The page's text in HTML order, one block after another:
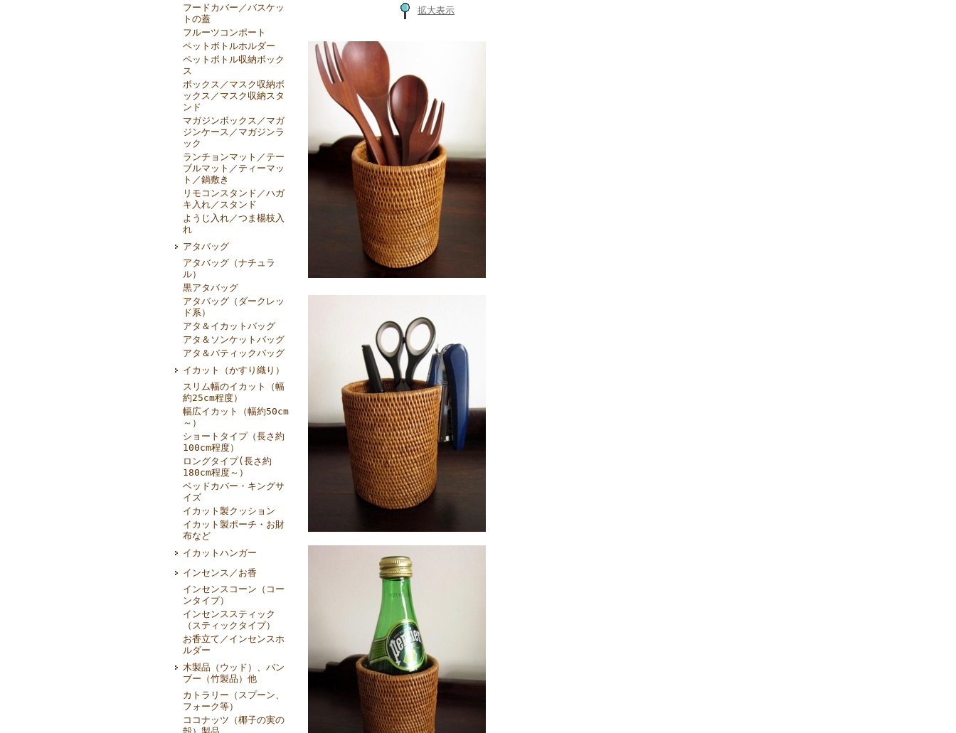
フードカバー／バスケッ
トの蓋
フルーツコンポート
ペットボトルホルダー
ペットボトル収納ボック
ス
ボックス／マスク収納ボ
ックス／マスク収納スタ
ンド
マガジンボックス／マガ
ジンケース／マガジンラ
ック
ランチョンマット／テー
ブルマット／ティーマッ
ト／鍋敷き
リモコンスタンド／ハガ
キ入れ／スタンド
ようじ入れ／つま楊枝入
れ
アタバッグ
アタバッグ（ナチュラ
ル）
黒アタバッグ
アタバッグ（ダークレッ
ド系）
アタ＆イカットバッグ
アタ＆ソンケットバッグ
アタ＆バティックバッグ
イカット（かすり織り）
スリム幅のイカット（幅
約25cm程度）
幅広イカット（幅約50cm
～）
ショートタイプ（長さ約
100cm程度）
ロングタイプ(長さ約
180cm程度～）
ベッドカバー・キングサ
イズ
イカット製クッション
イカット製ポーチ・お財
布など
イカットハンガー
インセンス／お香
インセンスコーン（コー
ンタイプ）
インセンススティック
（スティックタイプ）
お香立て／インセンスホ
ルダー
木製品（ウッド）、バン
ブー（竹製品）他
カトラリー（スプーン、
フォーク等）
ココナッツ（椰子の実の
拡大表示